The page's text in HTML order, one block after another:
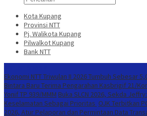
Kota Kupang
Provinsi NTT
Pj. Walikota Kupang
Pilwalkot Kupang
Bank NTT
Ekonomi NTT Triwulan II 2026 Tumbuh Sebesar
Bintara Baru Terima Pengarahan Kasbrigif 21/
Yonif TP 939/MMM Buka SLCN 2026, Sekda
Keselamatan Sebagai Prioritas OJK Terbitkan
2026, Atur Pelaporan dan Permintaan Data